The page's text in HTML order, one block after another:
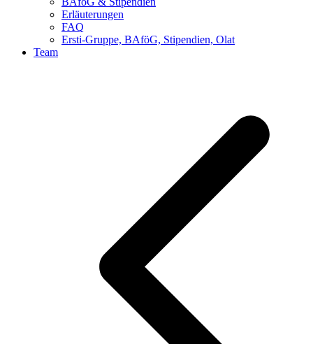
Erläuterungen
FAQ
Ersti-Gruppe, BAföG, Stipendien, Olat
Team